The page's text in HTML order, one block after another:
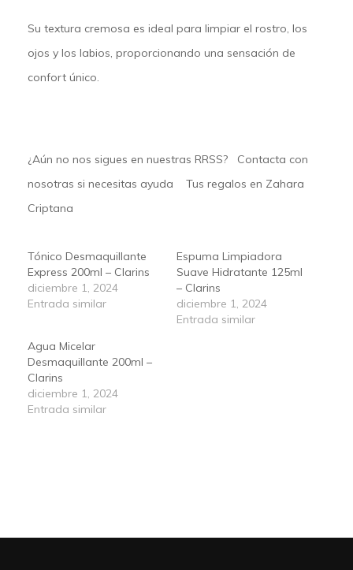
Su textura cremosa es ideal para limpiar el rostro, los
ojos y los labios, proporcionando una sensación de
confort único.
¿Aún no nos sigues en nuestras RRSS? Contacta con
nosotras si necesitas ayuda Tus regalos en Zahara
Criptana
Tónico Desmaquillante
Express 200ml – Clarins
diciembre 1, 2024
Entrada similar
Espuma Limpiadora
Suave Hidratante 125ml
– Clarins
diciembre 1, 2024
Entrada similar
Agua Micelar
Desmaquillante 200ml –
Clarins
diciembre 1, 2024
Entrada similar